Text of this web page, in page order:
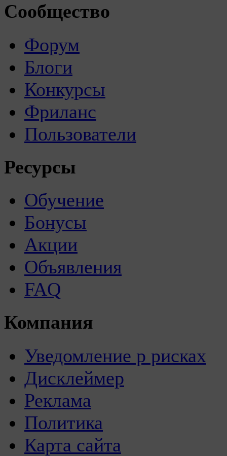
Сообщество
Форум
Блоги
Конкурсы
Фриланс
Пользователи
Ресурсы
Обучение
Бонусы
Акции
Объявления
FAQ
Компания
Уведомление р рисках
Дисклеймер
Реклама
Политика
Карта сайта